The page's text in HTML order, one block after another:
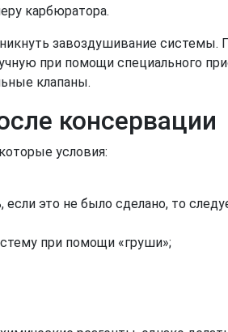
карбюратора.
завоздушивание системы.
при помощи специального
клапаны.
консервации
условия:
это не было сделано, то
при помощи «груши»;